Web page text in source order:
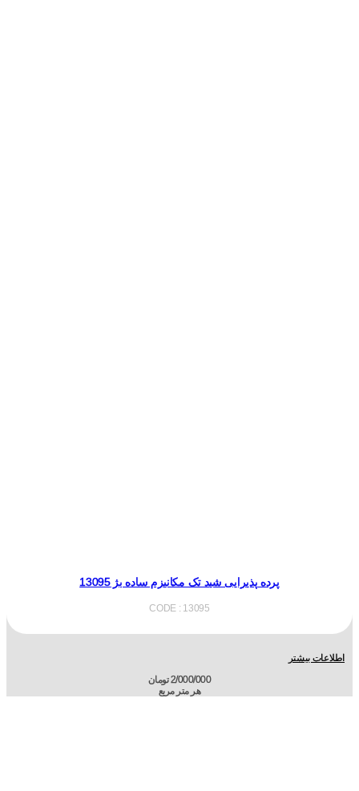
پرده پذیرایی شید تک مکانیزم ساده بژ 13095
CODE : 13095
اطلاعات بیشتر
2/000/000تومان
هر متر مربع